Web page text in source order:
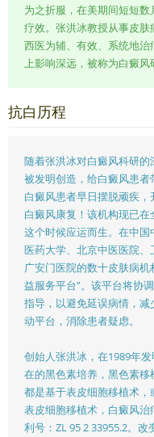
为之折服，在美期间短短
疗效。张洪冰教授从事皮肤
西医为辅、有效、系统地
上影响深远，被称为白癜风
抗白历程
随着张洪冰对白癜风科研
被发明创造，给白癜风患
白癜风患者早日摆脱顽疾
白癜风康复！该机构现已
这个时候应运而生。在中
医药大学、北京中医医院
广安门医院的数十皮肤病
益服务平台”。该平台将协
指导，以避免延误病情，
动平台，消除患者疑虑。
创始人张洪冰，在1989年
在的黑色素培养，黑色素移
都是基于表皮细胞移植术，
表皮细胞移植术，白癜风
利号：ZL 95 2 33955.2。